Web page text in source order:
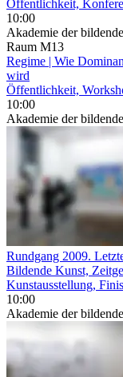
Öffentlichkeit,
10:00
Akademie der
Raum M13
Regime | Wie
wird
Öffentlichkeit,
10:00
Akademie der
Rundgang 2009.
Bildende Kunst,
Kunstausstellung,
10:00
Akademie der